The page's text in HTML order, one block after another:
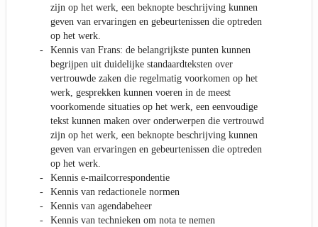
zijn op het werk, een beknopte beschrijving kunnen
geven van ervaringen en gebeurtenissen die optreden
op het werk.
Kennis van Frans: de belangrijkste punten kunnen
begrijpen uit duidelijke standaardteksten over
vertrouwde zaken die regelmatig voorkomen op het
werk, gesprekken kunnen voeren in de meest
voorkomende situaties op het werk, een eenvoudige
tekst kunnen maken over onderwerpen die vertrouwd
zijn op het werk, een beknopte beschrijving kunnen
geven van ervaringen en gebeurtenissen die optreden
op het werk.
Kennis e-mailcorrespondentie
Kennis van redactionele normen
Kennis van agendabeheer
Kennis van technieken om nota te nemen